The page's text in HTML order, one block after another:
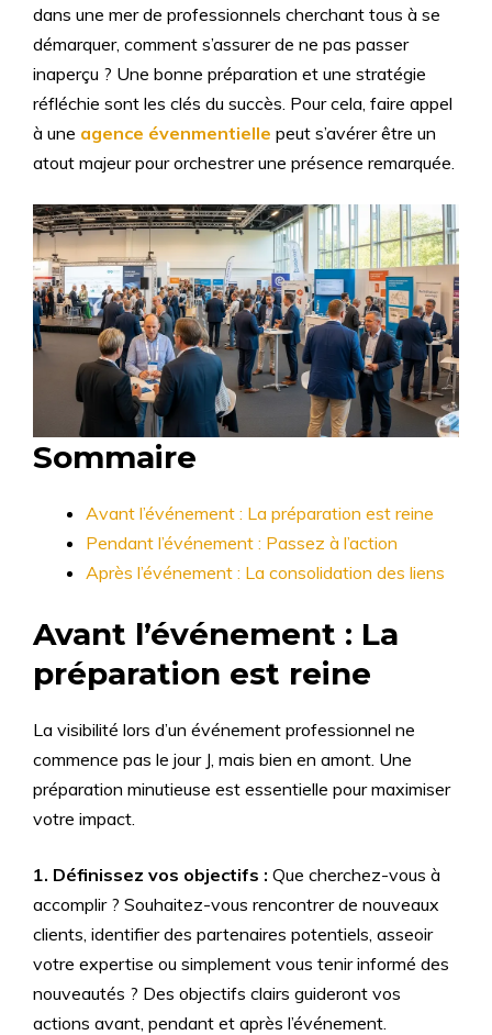
dans une mer de professionnels cherchant tous à se
démarquer, comment s’assurer de ne pas passer
inaperçu ? Une bonne préparation et une stratégie
réfléchie sont les clés du succès. Pour cela, faire appel
à une agence évenmentielle peut s’avérer être un
atout majeur pour orchestrer une présence remarquée.
Sommaire
Avant l’événement : La préparation est reine
Pendant l’événement : Passez à l’action
Après l’événement : La consolidation des liens
Avant l’événement : La
préparation est reine
La visibilité lors d’un événement professionnel ne
commence pas le jour J, mais bien en amont. Une
préparation minutieuse est essentielle pour maximiser
votre impact.
1. Définissez vos objectifs : Que cherchez-vous à
accomplir ? Souhaitez-vous rencontrer de nouveaux
clients, identifier des partenaires potentiels, asseoir
votre expertise ou simplement vous tenir informé des
nouveautés ? Des objectifs clairs guideront vos
actions avant, pendant et après l’événement.